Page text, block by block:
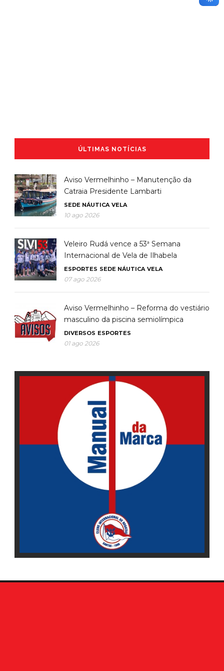
ÚLTIMAS NOTÍCIAS
Aviso Vermelhinho – Manutenção da
Catraia Presidente Lambarti
SEDE NÁUTICA VELA
10 ago 2026
Veleiro Rudá vence a 53ª Semana
Internacional de Vela de Ilhabela
ESPORTES SEDE NÁUTICA VELA
07 ago 2026
Aviso Vermelhinho – Reforma do vestiário
masculino da piscina semiolímpica
DIVERSOS ESPORTES
01 ago 2026